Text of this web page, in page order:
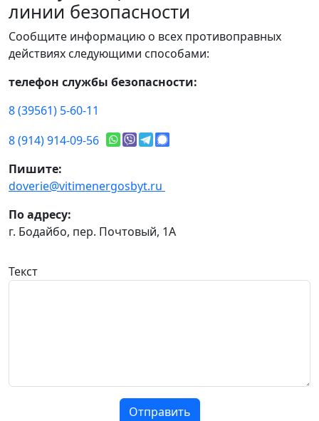
линии безопасности
Сообщите информацию о всех противоправных
действиях следующими способами:
телефон службы безопасности:
8 (39561) 5-60-11
8 (914) 914-09-56
Пишите:
doverie@vitimenergosbyt.ru
По адресу:
г. Бодайбо, пер. Почтовый, 1А
Текст
Отправить